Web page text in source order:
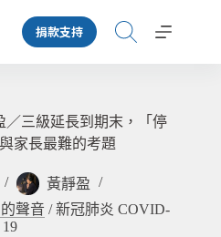
捐款支持
／三級延長到期末，「停
家長最難的考題
黃靜盈
聲音/新冠肺炎 COVID-
19